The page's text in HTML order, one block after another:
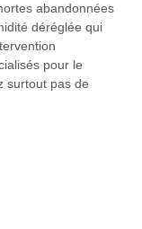
abandonnées
déréglée qui
pour le
surtout pas de